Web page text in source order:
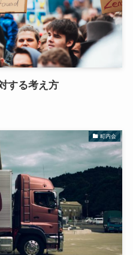
する考え方
町内会